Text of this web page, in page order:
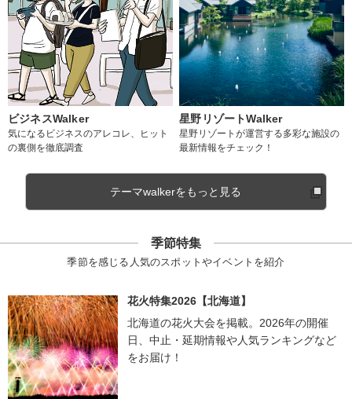
ビジネスWalker
気になるビジネスのアレコレ、ヒット
の裏側を徹底調査
星野リゾートWalker
星野リゾートが運営する多彩な施設の
最新情報をチェック！
テーマwalkerをもっと見る
季節特集
季節を感じる人気のスポットやイベントを紹介
花火特集2026【北海道】
北海道の花火大会を掲載。2026年の開催
日、中止・延期情報や人気ランキングなど
をお届け！